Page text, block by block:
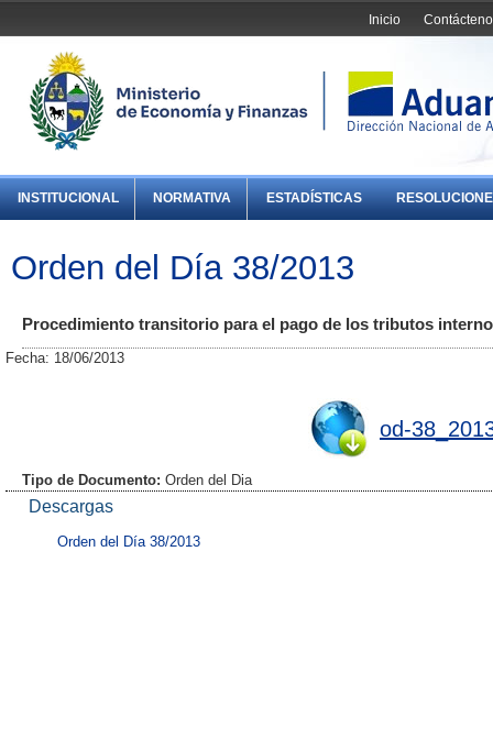
Inicio
INSTITUCIONAL NORMATIVA ESTADÍSTICAS
Orden del Día 38/2013
Procedimiento transitorio para el pago de los tributos
Fecha: 18/06/2013
od-
Tipo de Documento: Orden del Dia
Descargas
Orden del Día 38/2013